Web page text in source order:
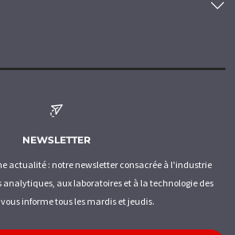
NEWSLETTER
actualité : notre newsletter consacrée à l'industrie
aux laboratoires et à la technologie des
vous informe tous les mardis et jeudis.